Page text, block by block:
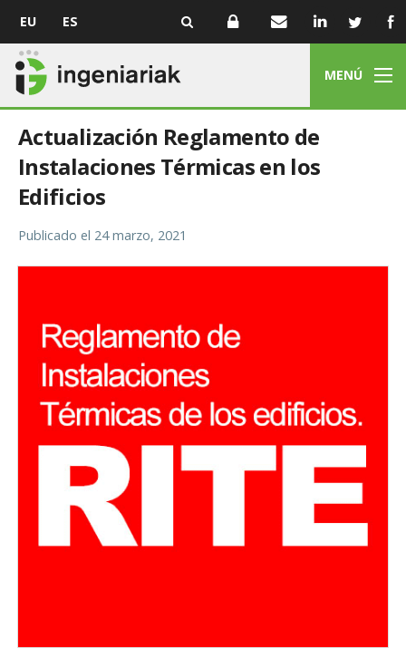
EU ES
MENÚ
Actualización Reglamento de
Instalaciones Térmicas en los
Edificios
Publicado el 24 marzo, 2021